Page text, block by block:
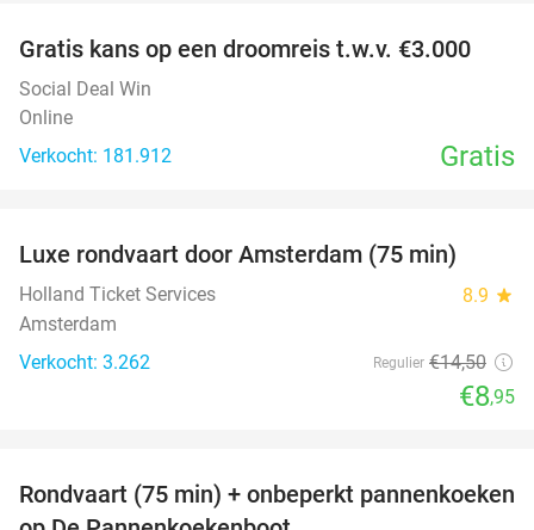
Gratis kans op een droomreis t.w.v. €3.000
Social Deal Win
Online
Verkocht: 181.912
Gratis
Luxe rondvaart door Amsterdam (75 min)
Holland Ticket Services 8.9 star
Amsterdam
Verkocht: 3.262
Regulier €14,50
€8,95
30%
Rondvaart (75 min) + onbeperkt pannenkoeken